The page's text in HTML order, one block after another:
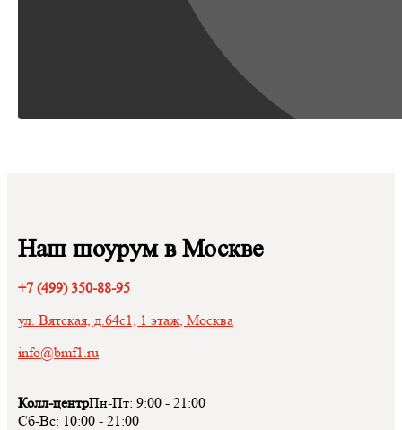
Наш шоурум в Москве
+7 (499) 350-88-95
ул. Вятская, д.64с1, 1 этаж, Москва
info@bmf1.ru
Колл-центрПн-Пт: 9:00 - 21:00
Сб-Вс: 10:00 - 21:00